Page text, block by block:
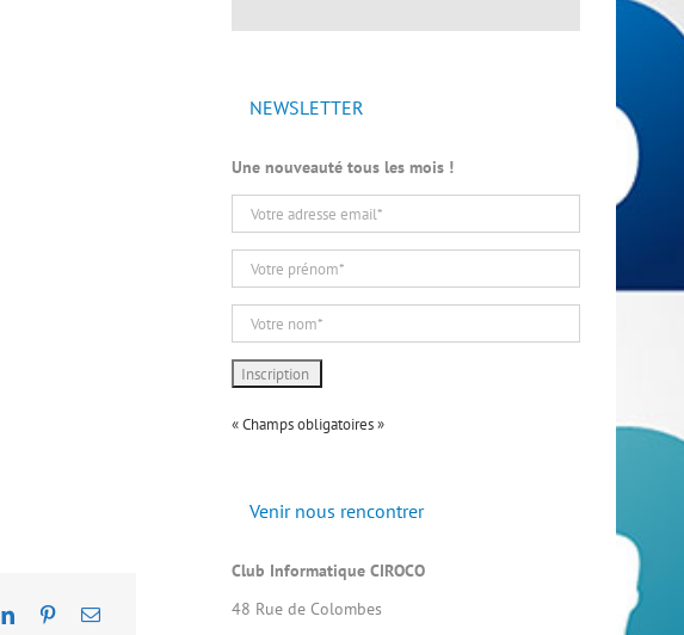
NEWSLETTER
Une nouveauté tous les mois !
« Champs obligatoires »
Venir nous rencontrer
Club Informatique CIROCO
48 Rue de Colombes